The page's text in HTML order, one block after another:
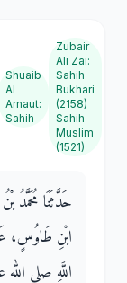
Shuaib
Al
Arnaut:
Sahih
Zubair
Ali Zai:
Sahih
Bukhari
(2158)
Sahih
Muslim
(1521)
حَدَّثَنَا مُحَمَّدُ
ابْنِ طَاوُسٍ،
اللَّهِ صلى